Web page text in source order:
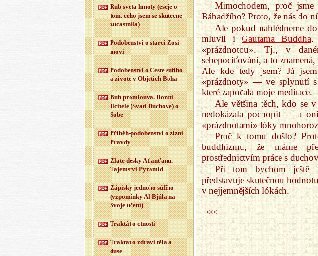
Mimochodem, proč
Bábadžího? Proto, že nás do
Ale pokud nahlédneme
mluvil iGautama Buddha.
«prázdnotou». Tj., v
sebepociťování, a to
Ale kde tedy jsem? Já
«prázdnoty» — ve splynutí
které započala moje meditace.
Ale většina těch, kdo se
nedokázala pochopit — a
«prázdnotami» lóky
Proč k tomu došlo?
buddhizmu, že máme
prostřednictvím práce s
Při tom bychom ještě
představuje skutečnou
v nejjemnějších lókách.
<<<
Rub sveta hmoty (eseje o
tom, ceho jsem se sku­tec­ne
zu­cast­ni­la)
Po­do­ben­st­vi o star­ci Zo­si­
mo­vi
Po­do­ben­st­vi o Ceste su­fi­ho
a zi­vo­te v Ob­je­tich Boha
Buh pro­mlou­va. Boz­sti
Uci­te­le (Svati Du­cho­ve) o
Sobe
Při­běh-po­do­ben­st­vi o zizni
Prav­dy
Zlate desky At­la­n­ťa­nů.
Ta­jem­st­vi Py­ra­mid
Zá­pis­ky jed­no­ho sú­fí­ho
(vzpo­mín­ky Al-Bj­úla na
Svoje učení)
Trak­tát o ctnos­ti
Trak­tat o zdra­vi těla a
duse